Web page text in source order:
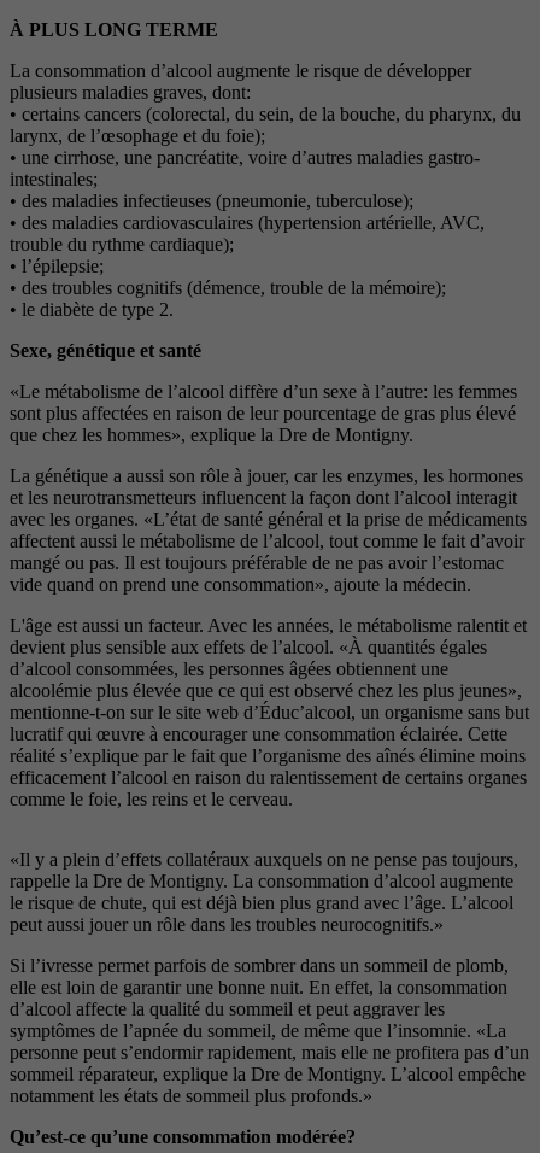
À PLUS LONG TERME
La consommation d’alcool augmente le risque de développer
plusieurs maladies graves, dont:
• certains cancers (colorectal, du sein, de la bouche, du pharynx, du
larynx, de l’œsophage et du foie);
• une cirrhose, une pancréatite, voire d’autres maladies gastro-
intestinales;
• des maladies infectieuses (pneumonie, tuberculose);
• des maladies cardiovasculaires (hypertension artérielle, AVC,
trouble du rythme cardiaque);
• l’épilepsie;
• des troubles cognitifs (démence, trouble de la mémoire);
• le diabète de type 2.
Sexe, génétique et santé
«Le métabolisme de l’alcool diffère d’un sexe à l’autre: les femmes
sont plus affectées en raison de leur pourcentage de gras plus élevé
que chez les hommes», explique la Dre de Montigny.
La génétique a aussi son rôle à jouer, car les enzymes, les hormones
et les neurotransmetteurs influencent la façon dont l’alcool interagit
avec les organes. «L’état de santé général et la prise de médicaments
affectent aussi le métabolisme de l’alcool, tout comme le fait d’avoir
mangé ou pas. Il est toujours préférable de ne pas avoir l’estomac
vide quand on prend une consommation», ajoute la médecin.
L'âge est aussi un facteur. Avec les années, le métabolisme ralentit et
devient plus sensible aux effets de l’alcool. «À quantités égales
d’alcool consommées, les personnes âgées obtiennent une
alcoolémie plus élevée que ce qui est observé chez les plus jeunes»,
mentionne-t-on sur le site web d’Éduc’alcool, un organisme sans but
lucratif qui œuvre à encourager une consommation éclairée. Cette
réalité s’explique par le fait que l’organisme des aînés élimine moins
efficacement l’alcool en raison du ralentissement de certains organes
comme le foie, les reins et le cerveau.
«Il y a plein d’effets collatéraux auxquels on ne pense pas toujours,
rappelle la Dre de Montigny. La consommation d’alcool augmente
le risque de chute, qui est déjà bien plus grand avec l’âge. L’alcool
peut aussi jouer un rôle dans les troubles neurocognitifs.»
Si l’ivresse permet parfois de sombrer dans un sommeil de plomb,
elle est loin de garantir une bonne nuit. En effet, la consommation
d’alcool affecte la qualité du sommeil et peut aggraver les
symptômes de l’apnée du sommeil, de même que l’insomnie. «La
personne peut s’endormir rapidement, mais elle ne profitera pas d’un
sommeil réparateur, explique la Dre de Montigny. L’alcool empêche
notamment les états de sommeil plus profonds.»
Qu’est-ce qu’une consommation modérée?